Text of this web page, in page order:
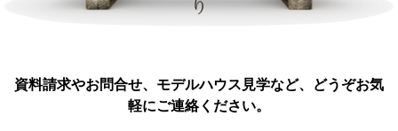
資料請求やお問合せ、モデルハウス見学など、どうぞお気
軽にご連絡ください。